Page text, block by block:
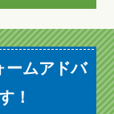
ームアドバ
！